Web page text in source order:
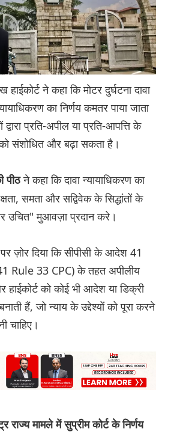
हाईकोर्ट ने कहा कि मोटर दुर्घटना दावा
का निर्णय कमतर पाया जाता
द्वारा प्रति-अपील या प्रति-आपत्ति के
संशोधित और बढ़ा सकता है।
पीठने कहा कि दावा न्यायाधिकरण का
समता और सद्विवेक के सिद्धांतों के
उचित" मुआवज़ा प्रदान करे।
ज़ोर दिया कि सीपीसी के आदेश 41
Rule 33 CPC) के तहत अपीलीय
हाईकोर्ट को कोई भी आदेश या डिक्री
हैं, जो न्याय के उद्देश्यों को पूरा करने
चाहिए।
राज्य मामले में सुप्रीम कोर्ट के निर्णय